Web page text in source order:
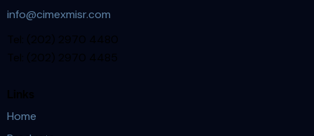
info@cimexmisr.com
Home